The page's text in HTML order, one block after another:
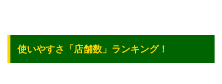
使いやすさ「店舗数」ランキング！